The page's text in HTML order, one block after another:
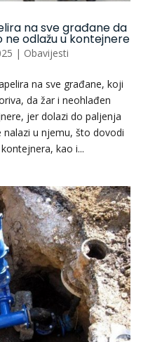
na sve građane da
odlažu u kontejnere
| Obavijesti
na sve građane, koji
da žar i neohlađen
jer dolazi do paljenja
u njemu, što dovodi
kao i...